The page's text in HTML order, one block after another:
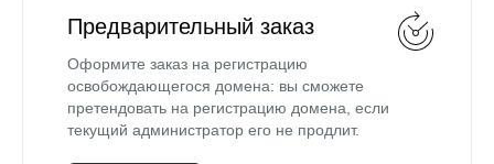
Предварительный заказ
Оформите заказ на регистрацию
освобождающегося домена: вы сможете
претендовать на регистрацию домена, если
текущий администратор его не продлит.